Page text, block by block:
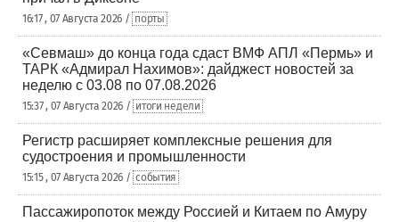
16:17 , 07 Августа 2026 / порты
«Севмаш» до конца года сдаст ВМФ АПЛ «Пермь» и
ТАРК «Адмирал Нахимов»: дайджест новостей за
неделю с 03.08 по 07.08.2026
15:37 , 07 Августа 2026 / итоги недели
Регистр расширяет комплексные решения для
судостроения и промышленности
15:15 , 07 Августа 2026 / события
Пассажиропоток между Россией и Китаем по Амуру